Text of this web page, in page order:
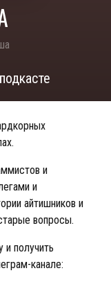
и
и
айтишников и
вопросы.
получить
канале: